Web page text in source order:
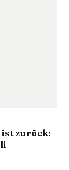
zurück: